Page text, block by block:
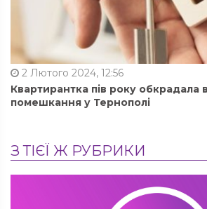
2 Лютого 2024, 12:56
Квартирантка пів року обкрадала
помешкання у Тернополі
З ТІЄЇ Ж РУБРИКИ